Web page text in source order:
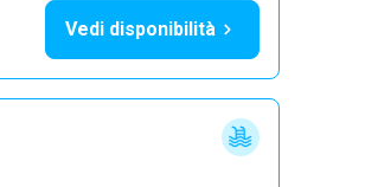
Vedi disponibilità